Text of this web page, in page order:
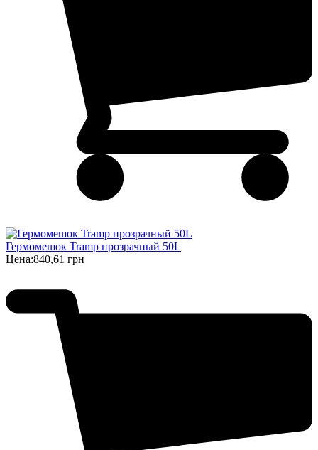
Гермомешок Tramp прозрачный 50L
Цена:840,61 грн